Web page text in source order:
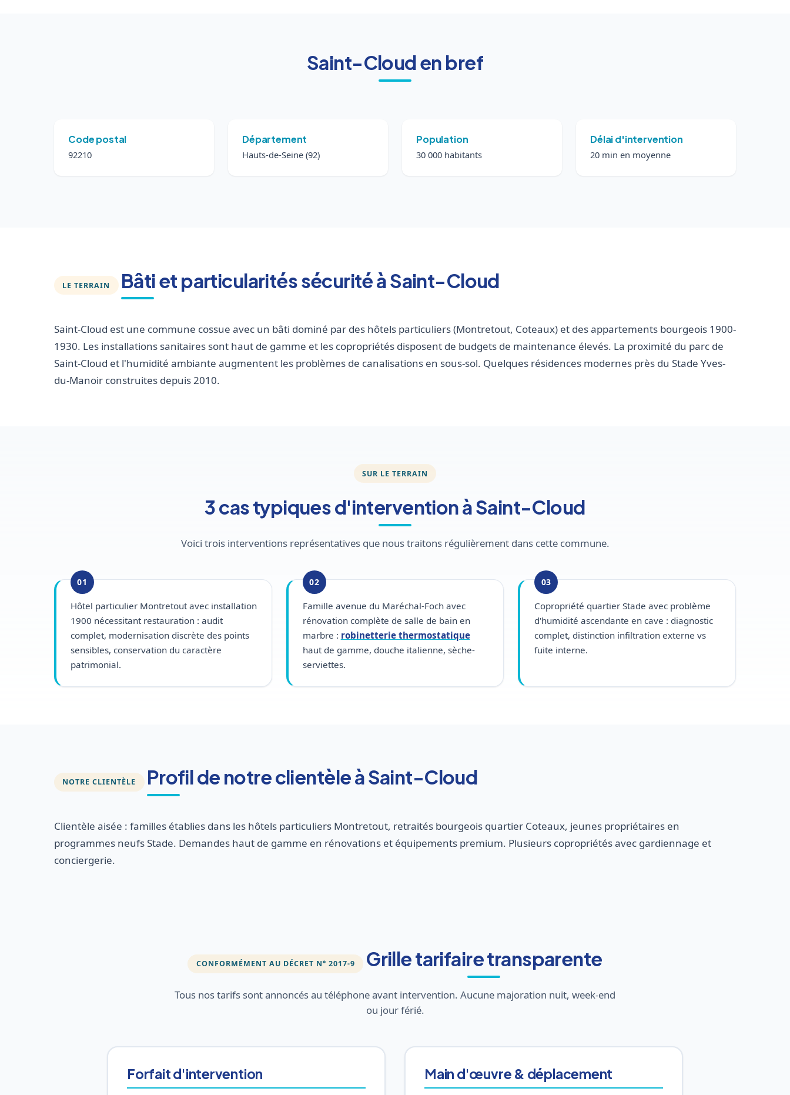
Saint-Cloud en bref
Code postal
92210
Département
Hauts-de-Seine (92)
Population
30 000 habitants
Délai d'intervention
20 min en moyenne
LE TERRAIN Bâti et particularités sécurité à Saint-Cloud
Saint-Cloud est une commune cossue avec un bâti dominé par des hôtels particuliers (Montretout, Coteaux) et des appartements bourgeois 1900-
1930. Les installations sanitaires sont haut de gamme et les copropriétés disposent de budgets de maintenance élevés. La proximité du parc de
Saint-Cloud et l'humidité ambiante augmentent les problèmes de canalisations en sous-sol. Quelques résidences modernes près du Stade Yves-
du-Manoir construites depuis 2010.
SUR LE TERRAIN
3 cas typiques d'intervention à Saint-Cloud
Voici trois interventions représentatives que nous traitons régulièrement dans cette commune.
01
Hôtel particulier Montretout avec installation
1900 nécessitant restauration : audit
complet, modernisation discrète des points
sensibles, conservation du caractère
patrimonial.
02
Famille avenue du Maréchal-Foch avec
rénovation complète de salle de bain en
marbre : robinetterie thermostatique
haut de gamme, douche italienne, sèche-
serviettes.
03
Copropriété quartier Stade avec problème
d'humidité ascendante en cave : diagnostic
complet, distinction infiltration externe vs
fuite interne.
NOTRE CLIENTÈLE Profil de notre clientèle à Saint-Cloud
Clientèle aisée : familles établies dans les hôtels particuliers Montretout, retraités bourgeois quartier Coteaux, jeunes propriétaires en
programmes neufs Stade. Demandes haut de gamme en rénovations et équipements premium. Plusieurs copropriétés avec gardiennage et
conciergerie.
CONFORMÉMENT AU DÉCRET N° 2017-9 Grille tarifaire transparente
Tous nos tarifs sont annoncés au téléphone avant intervention. Aucune majoration nuit, week-end
ou jour férié.
Forfait d'intervention Main d'œuvre & déplacement